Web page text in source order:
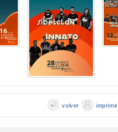
imprimir
volver